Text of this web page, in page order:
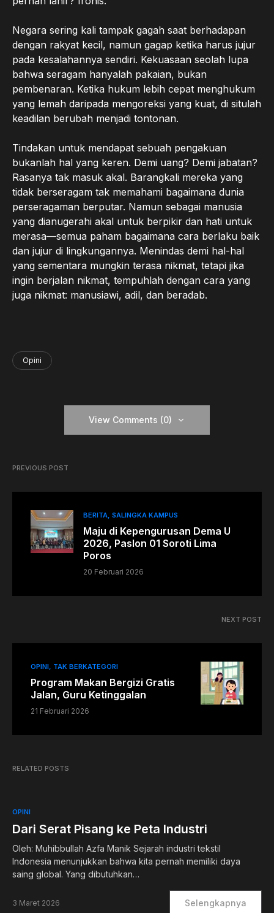
Negara sering kali tampak gagah saat berhadapan
dengan rakyat kecil, namun gagap ketika harus jujur
pada kesalahannya sendiri. Kekuasaan seolah lupa
bahwa seragam hanyalah pakaian, bukan
pembenaran. Ketika hukum lebih cepat menghukum
yang lemah daripada mengoreksi yang kuat, di situlah
keadilan berubah menjadi tontonan.
Tindakan untuk mendapat sebuah pengakuan
bukanlah hal yang keren. Demi uang? Demi jabatan?
Rasanya tak masuk akal. Barangkali mereka yang
tidak berseragam tak memahami bagaimana dunia
perseragaman berputar. Namun sebagai manusia
yang dianugerahi akal untuk berpikir dan hati untuk
merasa—semua paham bagaimana cara berlaku baik
dan jujur di lingkungannya. Menindas demi hal-hal
yang sementara mungkin terasa nikmat, tetapi jika
ingin berjalan nikmat, tempuhlah dengan cara yang
juga nikmat: manusiawi, adil, dan beradab.
Opini
View Comments (0)
PREVIOUS POST
BERITA SALINGKA KAMPUS
Maju di Kepengurusan Dema U
2026, Paslon 01 Soroti Lima
Poros
20 Februari 2026
NEXT POST
OPINI TAK BERKATEGORI
Program Makan Bergizi Gratis
Jalan, Guru Ketinggalan
21 Februari 2026
RELATED POSTS
OPINI
Dari Serat Pisang ke Peta Industri
Oleh: Muhibbullah Azfa Manik Sejarah industri tekstil
Indonesia menunjukkan bahwa kita pernah memiliki daya
saing global. Yang dibutuhkan…
3 Maret 2026 Selengkapnya